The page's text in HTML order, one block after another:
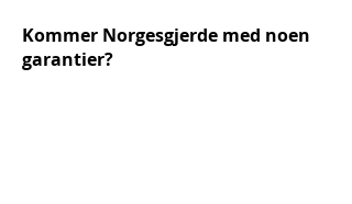
Kommer Norgesgjerde med noen
garantier?